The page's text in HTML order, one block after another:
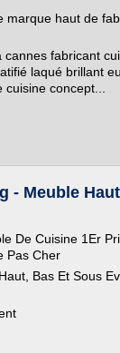
haut de
fabricant
laqué brillant
concept...
- Meuble
De Cuisine 1Er
Pas Cher
Bas Et Sous